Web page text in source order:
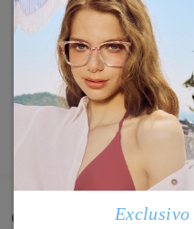
Comentarios deExclusivo